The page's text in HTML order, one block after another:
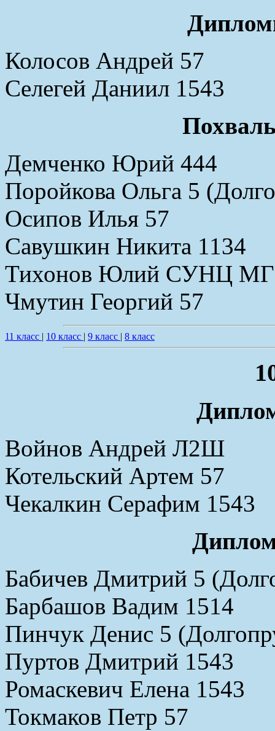
Колосов Андрей 57
Селегей Даниил 1543
Демченко Юрий 444
Поройкова Ольга 5
Осипов Илья 57
Савушкин Никита 1134
Тихонов Юлий СУНЦ
Чмутин Георгий 57
11 класс | 10 класс | 9 класс | 8 класс
Войнов Андрей Л2Ш
Котельский Артем 57
Чекалкин Серафим 1543
Бабичев Дмитрий 5
Барбашов Вадим 1514
Пинчук Денис 5
Пуртов Дмитрий 1543
Ромаскевич Елена 1543
Токмаков Петр 57